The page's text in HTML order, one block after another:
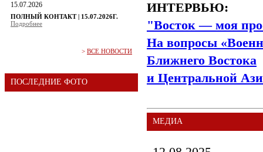
15.07.2026
ПОЛНЫЙ КОНТАКТ | 15.07.2026Г.
Подробнее
> ВСЕ НОВОСТИ
ПОСЛЕДНИЕ ФОТО
ИНТЕРВЬЮ:
"Восток — моя
На вопросы
Ближнего Востока
и Центральной
МЕДИА